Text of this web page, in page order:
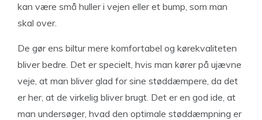
kan være små huller i vejen eller et bump, som man
skal over.
De gør ens biltur mere komfortabel og kørekvaliteten
bliver bedre. Det er specielt, hvis man kører på ujævne
veje, at man bliver glad for sine støddæmpere, da det
er her, at de virkelig bliver brugt. Det er en god ide, at
man undersøger, hvad den optimale støddæmpning er